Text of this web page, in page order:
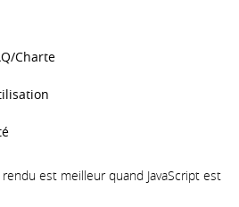
_0:ClientID>
_0:OrgID>
_0:WarehouseID>
Charte
rendu est meilleur quand JavaScript est